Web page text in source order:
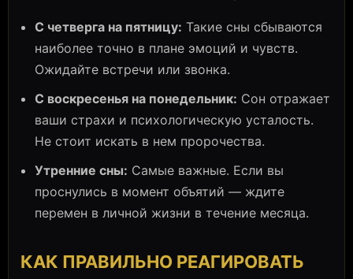
С четверга на пятницу: Такие сны сбываются
наиболее точно в плане эмоций и чувств.
Ожидайте встречи или звонка.
С воскресенья на понедельник: Сон отражает
ваши страхи и психологическую усталость.
Не стоит искать в нем пророчества.
Утренние сны: Самые важные. Если вы
проснулись в момент объятий — ждите
перемен в личной жизни в течение месяца.
КАК ПРАВИЛЬНО РЕАГИРОВАТЬ